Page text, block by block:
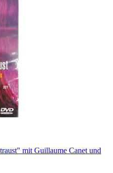
mit Guillaume Canet und